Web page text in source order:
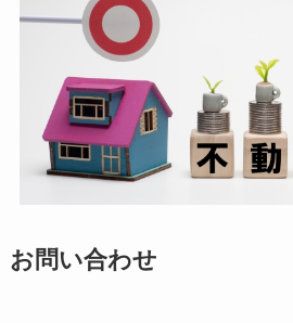
お問い合わせ